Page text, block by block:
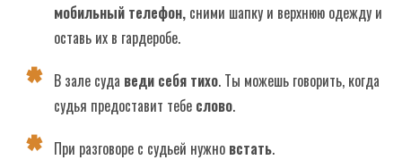
мобильный телефон, сними шапку и верхнюю одежду и
оставь их в гардеробе.
В зале суда веди себя тихо. Ты можешь говорить, когда
судья предоставит тебе слово.
При разговоре с судьей нужно встать.